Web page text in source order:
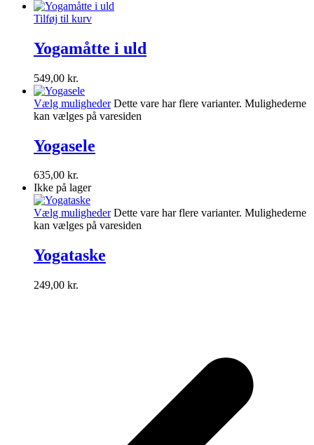
Tilføj til kurv
Yogamåtte i uld
549,00 kr.
Vælg muligheder Dette vare har flere varianter. Mulighederne
kan vælges på varesiden
Yogasele
635,00 kr.
Ikke på lager
Vælg muligheder Dette vare har flere varianter. Mulighederne
kan vælges på varesiden
Yogataske
249,00 kr.